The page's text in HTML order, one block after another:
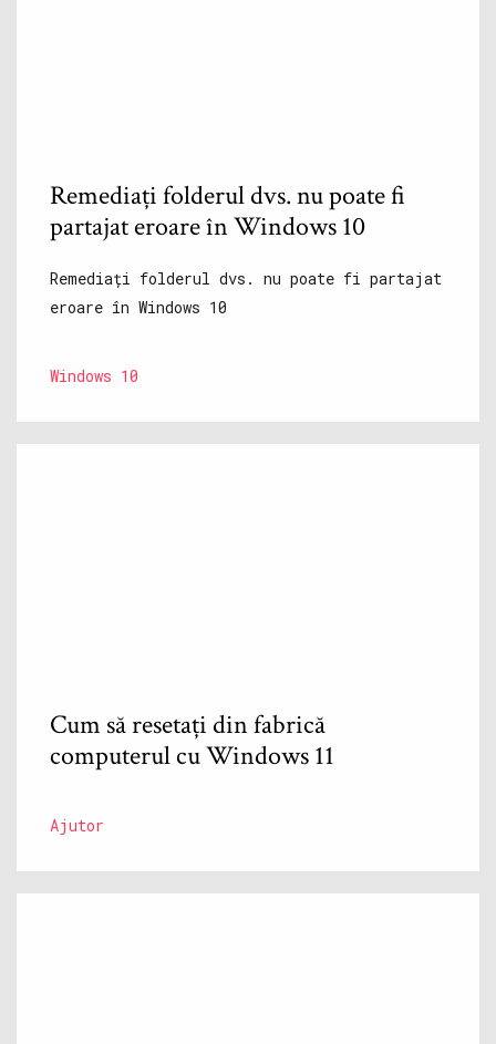
Remediați folderul dvs. nu poate fi
partajat eroare în Windows 10
Remediați folderul dvs. nu poate fi partajat
eroare în Windows 10
Windows 10
Cum să resetați din fabrică
computerul cu Windows 11
Ajutor